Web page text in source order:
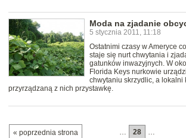
Moda na zjadanie
5 stycznia 2011, 11:18
Ostatnimi czasy w Ameryce
staje się nurt chwytania i
gatunków inwazyjnych. W
Florida Keys nurkowie
chwytaniu skrzydlic, a lokalni
przyrządzaną z nich przystawkę.
« poprzednia strona … 28 …